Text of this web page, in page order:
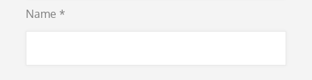
Name *